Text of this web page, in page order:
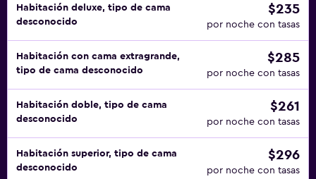
Habitación deluxe, tipo de cama
desconocido
$235
por noche con tasas
Habitación con cama extragrande,
tipo de cama desconocido
$285
por noche con tasas
Habitación doble, tipo de cama
desconocido
$261
por noche con tasas
Habitación superior, tipo de cama
desconocido
$296
por noche con tasas